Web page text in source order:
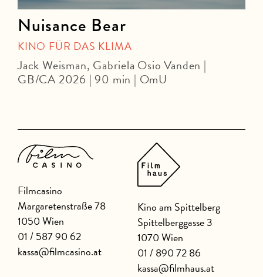
Nuisance Bear
KINO FÜR DAS KLIMA
Jack Weisman, Gabriela Osio Vanden |
GB/CA 2026 | 90 min | OmU
Filmcasino
Margaretenstraße 78
1050 Wien
01 / 587 90 62
kassa@filmcasino.at
Kino am Spittelberg
Spittelberggasse 3
1070 Wien
01 / 890 72 86
kassa@filmhaus.at